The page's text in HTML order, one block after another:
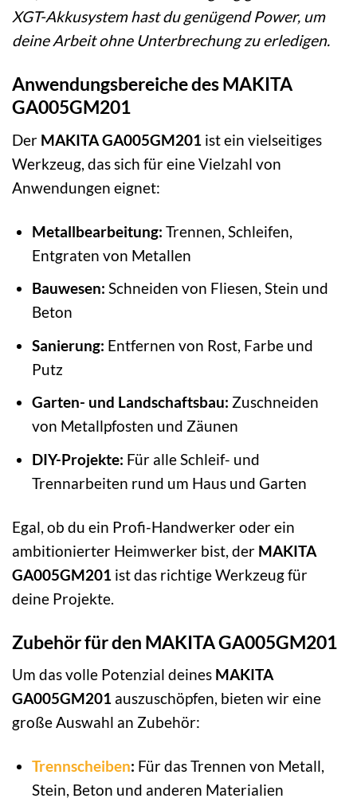
XGT-Akkusystem hast du genügend Power, um
deine Arbeit ohne Unterbrechung zu erledigen.
Anwendungsbereiche des MAKITA
GA005GM201
Der MAKITA GA005GM201 ist ein vielseitiges
Werkzeug, das sich für eine Vielzahl von
Anwendungen eignet:
Metallbearbeitung: Trennen, Schleifen,
Entgraten von Metallen
Bauwesen: Schneiden von Fliesen, Stein und
Beton
Sanierung: Entfernen von Rost, Farbe und
Putz
Garten- und Landschaftsbau: Zuschneiden
von Metallpfosten und Zäunen
DIY-Projekte: Für alle Schleif- und
Trennarbeiten rund um Haus und Garten
Egal, ob du ein Profi-Handwerker oder ein
ambitionierter Heimwerker bist, der MAKITA
GA005GM201 ist das richtige Werkzeug für
deine Projekte.
Zubehör für den MAKITA GA005GM201
Um das volle Potenzial deines MAKITA
GA005GM201 auszuschöpfen, bieten wir eine
große Auswahl an Zubehör:
Trennscheiben: Für das Trennen von Metall,
Stein, Beton und anderen Materialien